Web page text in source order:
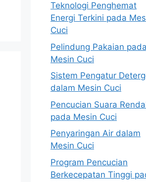
Teknologi Penghemat
Energi Terkini pada
Cuci
Pelindung Pakaian pada
Mesin Cuci
Sistem Pengatur
dalam Mesin Cuci
Pencucian Suara
pada Mesin Cuci
Penyaringan Air dalam
Mesin Cuci
Program Pencucian
Berkecepatan Tinggi